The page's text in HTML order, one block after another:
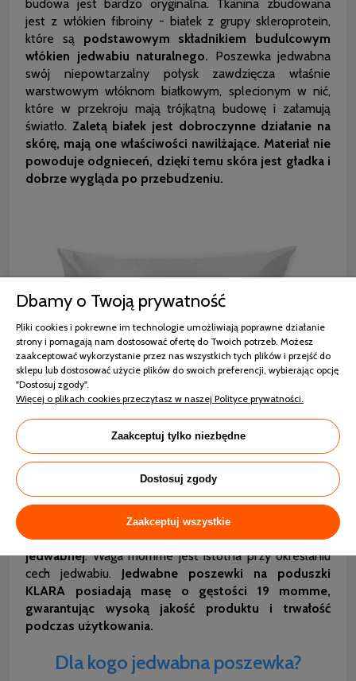
budowa jest bardzo oryginalna. Tkanina zbudowana
jest z włókien fibroiny - białek z grupy skleroprotein,
które są podstawowym składnikiem budulcowym
włókien jedwabiu naturalnego. Poszewka jedwabna
swój niepowtarzalny połysk zawdzięcza właśnie
warstwowym włóknom białkowym, splecionym w nić,
które w przekroju mają trójkątną budowę i załamują
światło. Zaletą białek jest dobroczynne działanie na
skórę, mają one właściwości nawilżające. Materiał nie
powoduje odgnieceń, dzięki temu skóra jest gładka i
dobrze wygląda po przebudzeniu.
Co oznacza waga momme?
Jest tosystem służący do pomiaru jakości tkaniny
jedwabnej. Waga momme jest istotna przy określaniu
cech jedwabiu. Jedwabne poszewki na poduszki
KLARA posiadają masę o gęstości 19 momme,
gwarantując wysoką jakość produktu i trwałość
podczas użytkowania.
Dla kogo jedwabna poszewka?
Dbamy o Twoją prywatność
Pliki cookies i pokrewne im technologie umożliwiają poprawne działanie
strony i pomagają nam dostosować ofertę do Twoich potrzeb. Możesz
zaakceptować wykorzystanie przez nas wszystkich tych plików i przejść do
sklepu lub dostosować użycie plików do swoich preferencji, wybierając opcję
"Dostosuj zgody".
Więcej o plikach cookies przeczytasz w naszej Polityce prywatności.
Zaakceptuj tylko niezbędne
Dostosuj zgody
Zaakceptuj wszystkie